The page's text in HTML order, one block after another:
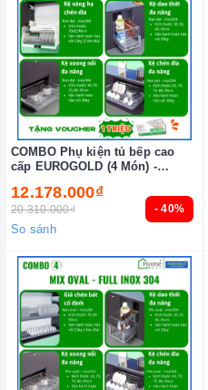
- 40%
COMBO Phụ kiện tủ bếp cao
cấp EUROGOLD (4 Món) -
12.178.000₫
20.310.000₫
So sánh